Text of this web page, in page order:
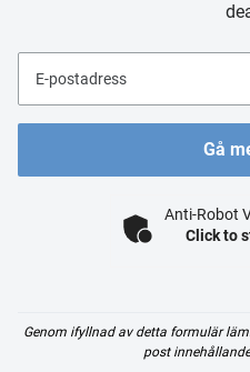
E-postadress
Gå
Anti-Robot
Click to
Genom ifyllnad av detta formulär
post